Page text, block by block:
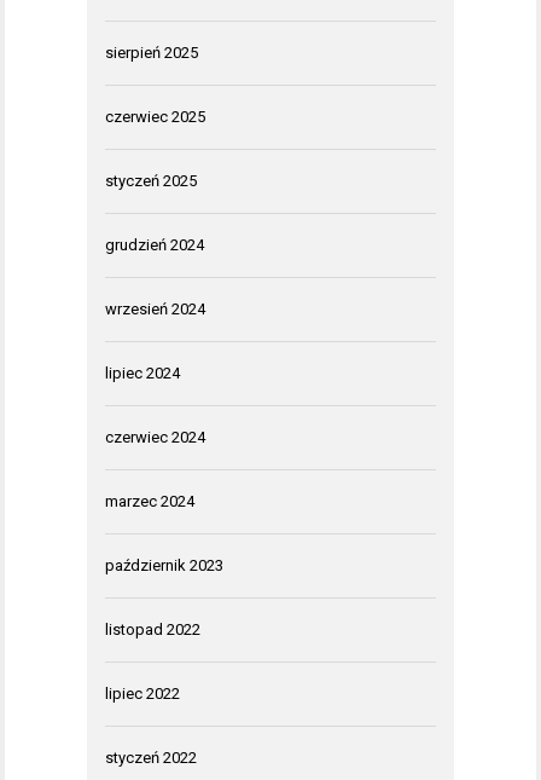
sierpień 2025
czerwiec 2025
styczeń 2025
grudzień 2024
wrzesień 2024
lipiec 2024
czerwiec 2024
marzec 2024
październik 2023
listopad 2022
lipiec 2022
styczeń 2022